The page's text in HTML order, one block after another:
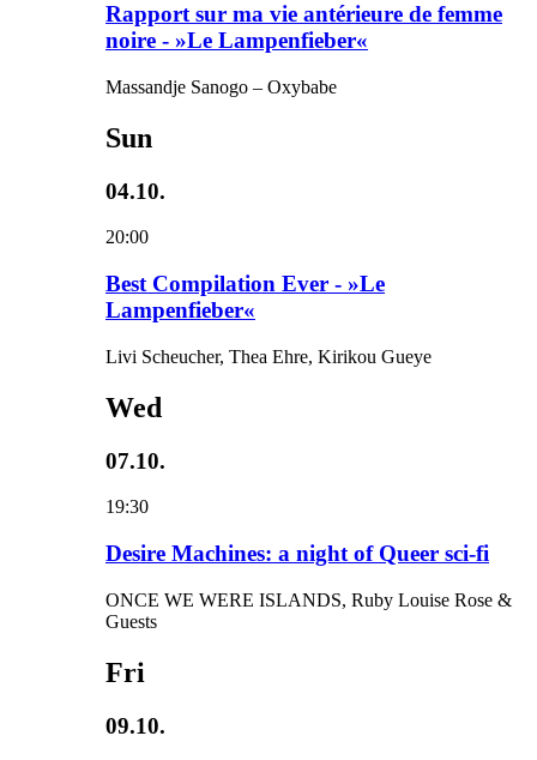
Rapport sur ma vie antérieure de femme
noire - »Le Lampenfieber«
Massandje Sanogo – Oxybabe
Sun
04.10.
20:00
Best Compilation Ever - »Le
Lampenfieber«
Livi Scheucher, Thea Ehre, Kirikou Gueye
Wed
07.10.
19:30
Desire Machines: a night of Queer sci-fi
ONCE WE WERE ISLANDS, Ruby Louise Rose &
Guests
Fri
09.10.